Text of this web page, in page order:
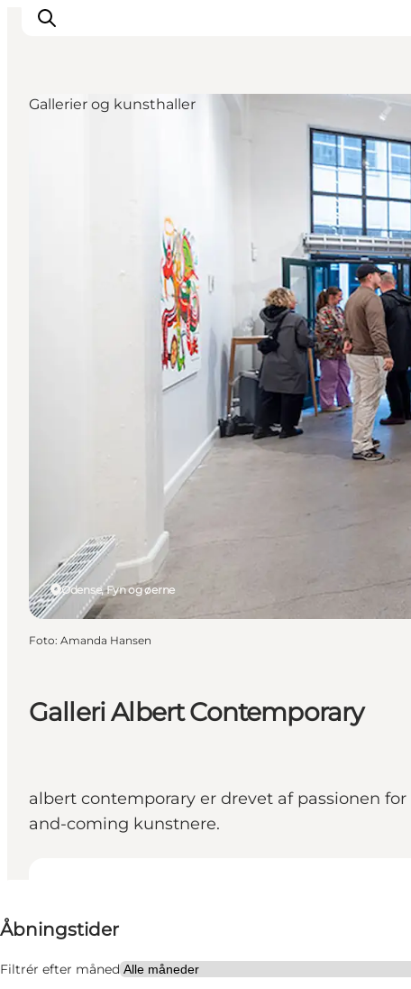
Galleri Albert Contemporary
albert contemporary er drevet af passionen
and-coming kunstnere.
Åbningstider
Filtrér efter måned
Gratis
Besøg hjemmeside
Odense, Fyn og øerne
Gallerier og kunsthaller
Foto: Amanda Hansen